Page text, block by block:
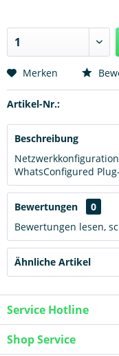
Merken
Artikel-Nr.:
Beschreibung
WhatsConfigured
Bewertungen
0
Bewertungen lesen,
Ähnliche Artikel
Service Hotline
Shop Service